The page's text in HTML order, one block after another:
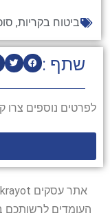
שתף :
לפרטים נוספים צרו
ביטוח בקריות,
העומדים לרשותכם